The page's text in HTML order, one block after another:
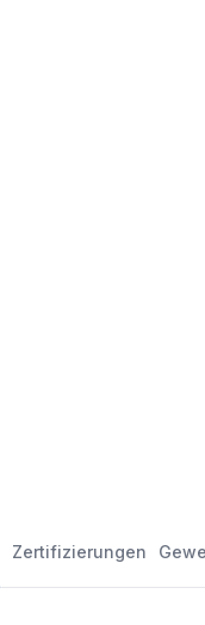
Zertifizierungen